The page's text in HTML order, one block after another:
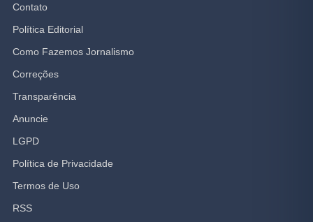
Contato
Política Editorial
Como Fazemos Jornalismo
Correções
Transparência
Anuncie
LGPD
Política de Privacidade
Termos de Uso
RSS